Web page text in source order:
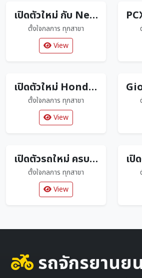
เปิดตัวใหม่ กับ New Honda Click160 ปี2026 ตัวใหม่ล่าสุด
ตั้งใจกลการ ทุกสาขา
View
เปิดตัวใหม่ Honda Super Cub Tokyo 80s Limited Edition
ตั้งใจกลการ ทุกสาขา
View
เปิดตัวรถใหม่ ครบทุกสไตล์ ถูกใจลูกค้าตั้งใจกลการ
ตั้งใจกลการ ทุกสาขา
View
รถจักรยานย